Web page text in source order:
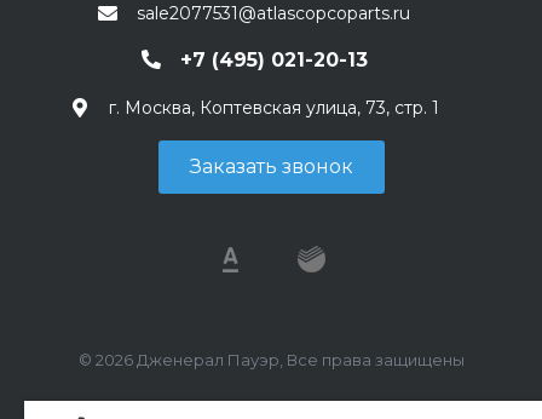
sale2077531@atlascopcoparts.ru
+7 (495) 021-20-13
г. Москва, Коптевская улица, 73, стр. 1
Заказать звонок
© 2026 Дженерал Пауэр, Все права защищены